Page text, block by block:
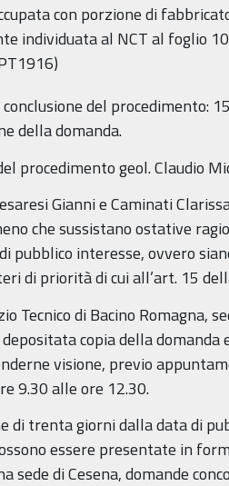
con porzione di
individuata al NCT al foglio
del procedimento:
della domanda.
procedimento geol. Claudio
Gianni e Caminati
che sussistano ostative
pubblico interesse, ovvero
di priorità di cui all’art. 15
Tecnico di Bacino Romagna,
depositata copia della
visione, previo
9.30 alle ore 12.30.
di trenta giorni dalla data di
essere presentate in
sede di Cesena, domande